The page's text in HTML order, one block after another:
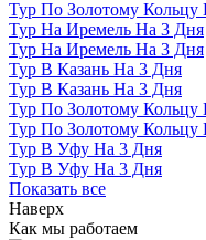
Тур По Золотому
Тур На Иремель На 3 Дня
Тур На Иремель На 3 Дня
Тур В Казань На 3 Дня
Тур В Казань На 3 Дня
Тур По Золотому
Тур По Золотому
Тур В Уфу На 3 Дня
Тур В Уфу На 3 Дня
Показать все
Наверх
Как мы работаем